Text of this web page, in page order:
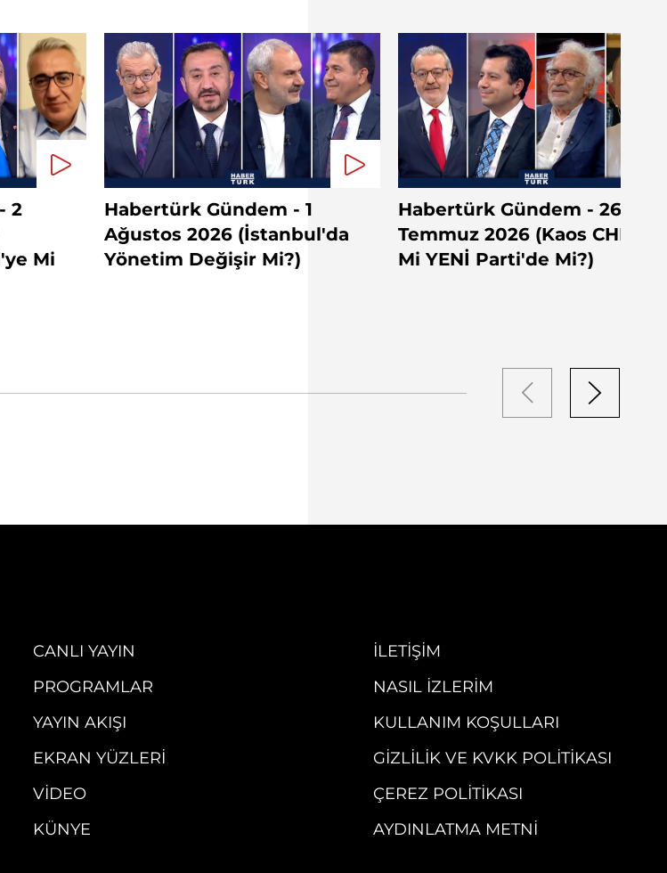
2
Mi
Habertürk Gündem - 1
Ağustos 2026 (İstanbul'da
Yönetim Değişir Mi?)
Habertürk Gündem - 26
Temmuz 2026 (Kaos CHP'de
Mi YENİ Parti'de Mi?)
CANLI YAYIN
PROGRAMLAR
YAYIN AKIŞI
EKRAN YÜZLERI
VIDEO
KÜNYE
İLETIŞIM
NASIL İZLERIM
KULLANIM KOŞULLARI
GIZLILIK VE KVKK POLITIKASI
ÇEREZ POLITIKASI
AYDINLATMA METNI